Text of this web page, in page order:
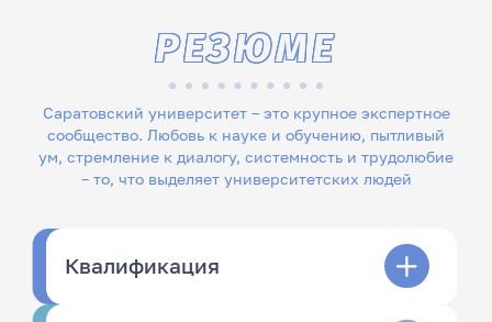
Саратовский университет – это крупное экспертное
сообщество. Любовь к науке и обучению, пытливый
ум, стремление к диалогу, системность и трудолюбие
– то, что выделяет университетских людей
РЕЗЮМЕ
Квалификация